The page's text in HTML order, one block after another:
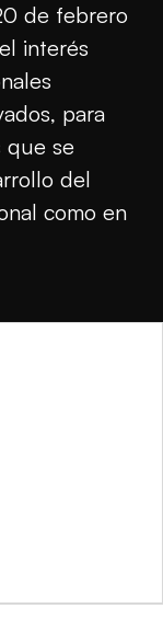
de febrero
interés
para
que se
del
como en